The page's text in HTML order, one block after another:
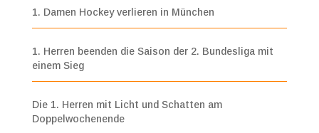
1. Damen Hockey verlieren in München
1. Herren beenden die Saison der 2. Bundesliga mit
einem Sieg
Die 1. Herren mit Licht und Schatten am
Doppelwochenende